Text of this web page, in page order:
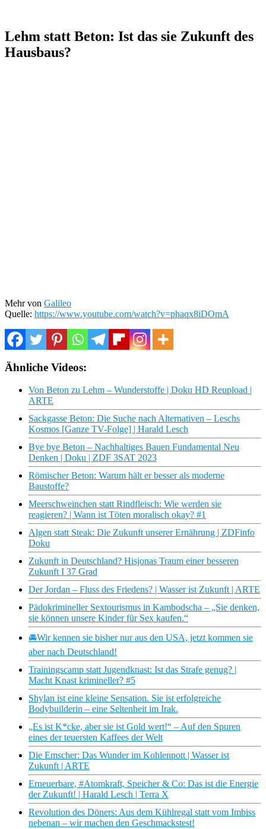
Lehm statt Beton: Ist das sie Zukunft des
Hausbaus?
Mehr von Galileo
Quelle: https://www.youtube.com/watch?v=phaqx8iDOmA
Ähnliche Videos:
Von Beton zu Lehm – Wunderstoffe | Doku HD Reupload |
ARTE
Sackgasse Beton: Die Suche nach Alternativen – Leschs
Kosmos [Ganze TV-Folge] | Harald Lesch
Bye bye Beton – Nachhaltiges Bauen Fundamental Neu
Denken | Doku | ZDF 3SAT 2023
Römischer Beton: Warum hält er besser als moderne
Baustoffe?
Meerschweinchen statt Rindfleisch: Wie werden sie
reagieren? | Wann ist Töten moralisch okay? #1
Algen statt Steak: Die Zukunft unserer Ernährung | ZDFinfo
Doku
Zukunft in Deutschland? Hisjonas Traum einer besseren
Zukunft I 37 Grad
Der Jordan – Fluss des Friedens? | Wasser ist Zukunft | ARTE
Pädokrimineller Sextourismus in Kambodscha – „Sie denken,
sie können unsere Kinder für Sex kaufen.“
🚘Wir kennen sie bisher nur aus den USA, jetzt kommen sie
aber nach Deutschland!
Trainingscamp statt Jugendknast: Ist das Strafe genug? |
Macht Knast krimineller? #5
Shylan ist eine kleine Sensation. Sie ist erfolgreiche
Bodybuilderin – eine Seltenheit im Irak.
„Es ist K*cke, aber sie ist Gold wert!“ – Auf den Spuren
eines der teuersten Kaffees der Welt
Die Emscher: Das Wunder im Kohlenpott | Wasser ist
Zukunft | ARTE
Erneuerbare, #Atomkraft, Speicher & Co: Das ist die Energie
der Zukunft! | Harald Lesch | Terra X
Revolution des Döners: Aus dem Kühlregal statt vom Imbiss
nebenan – wir machen den Geschmackstest!